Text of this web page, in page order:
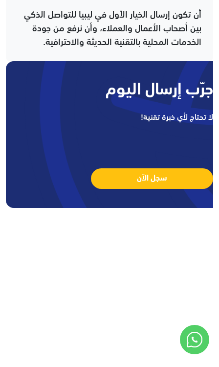
أن تكون إرسال الخيار الأول في ليبيا للتواصل الذكي
بين أصحاب الأعمال والعملاء، وأن نرفع من جودة
الخدمات المحلية بالتقنية الحديثة والاحترافية.
جرّب إرسال اليوم
لا تحتاج لأي خبرة تقنية!
سجل الآن